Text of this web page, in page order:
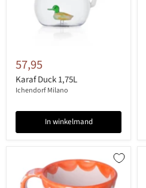
57,95
Karaf Duck 1,75L
Ichendorf Milano
In winkelmand